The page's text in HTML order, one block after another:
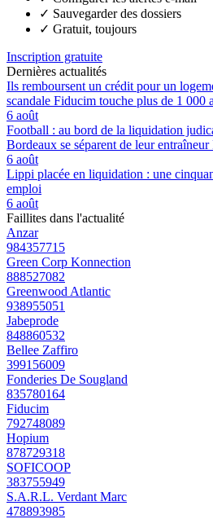
✓ Sauvegarder des dossiers
✓ Gratuit, toujours
Inscription gratuite
Dernières actualités
Ils remboursent un crédit pour un
scandale Fiducim touche plus de 1 000
6 août
Football : au bord de la liquidation
Bordeaux se séparent de leur
6 août
Lippi placée en liquidation : une
emploi
6 août
Faillites dans l'actualité
Anzar
984357715
Green Corp Konnection
888527082
Greenwood Atlantic
938955051
Jabeprode
848860532
Bellee Zaffiro
399156009
Fonderies De Sougland
835780164
Fiducim
792748089
Hopium
878729318
SOFICOOP
383755949
S.A.R.L. Verdant Marc
478893985